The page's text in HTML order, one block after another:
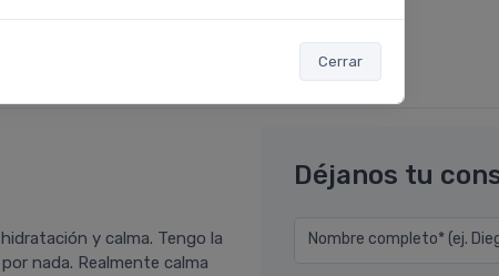
Cerrar
y calma. Tengo la
nada. Realmente calma
Déjanos tu
Nombre completo* (ej.